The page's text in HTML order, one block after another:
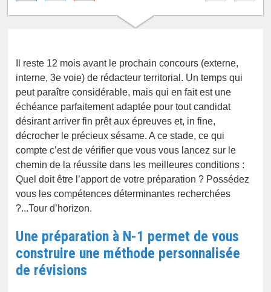
Il reste 12 mois avant le prochain concours (externe,
interne, 3e voie) de rédacteur territorial. Un temps qui
peut paraître considérable, mais qui en fait est une
échéance parfaitement adaptée pour tout candidat
désirant arriver fin prêt aux épreuves et, in fine,
décrocher le précieux sésame. A ce stade, ce qui
compte c’est de vérifier que vous vous lancez sur le
chemin de la réussite dans les meilleures conditions :
Quel doit être l’apport de votre préparation ? Possédez
vous les compétences déterminantes recherchées
?...Tour d’horizon.
Une préparation à N-1 permet de vous
construire une méthode personnalisée
de révisions